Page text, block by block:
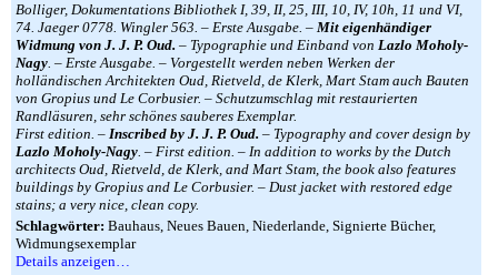
Bolliger, Dokumentations Bibliothek I, 39, II, 25, III, 10, IV, 10h, 11 und VI,
74. Jaeger 0778. Wingler 563. – Erste Ausgabe. – Mit eigenhändiger
Widmung von J. J. P. Oud. – Typographie und Einband von Lazlo Moholy-
Nagy. – Erste Ausgabe. – Vorgestellt werden neben Werken der
holländischen Architekten Oud, Rietveld, de Klerk, Mart Stam auch Bauten
von Gropius und Le Corbusier. – Schutzumschlag mit restaurierten
Randläsuren, sehr schönes sauberes Exemplar.
First edition. – Inscribed by J. J. P. Oud. – Typography and cover design by
Lazlo Moholy-Nagy. – First edition. – In addition to works by the Dutch
architects Oud, Rietveld, de Klerk, and Mart Stam, the book also features
buildings by Gropius and Le Corbusier. – Dust jacket with restored edge
stains; a very nice, clean copy.
Schlagwörter: Bauhaus, Neues Bauen, Niederlande, Signierte Bücher,
Widmungsexemplar
Details anzeigen…